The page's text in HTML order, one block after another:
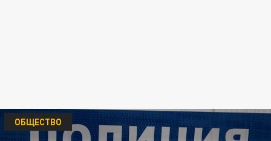
ОБЩЕСТВО